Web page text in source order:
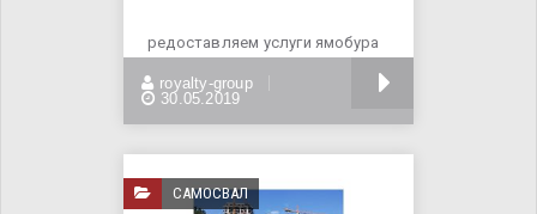
редоставляем услуги ямобура
диаметр шнеков.
royalty-group
30.05.2019
САМОСВАЛ